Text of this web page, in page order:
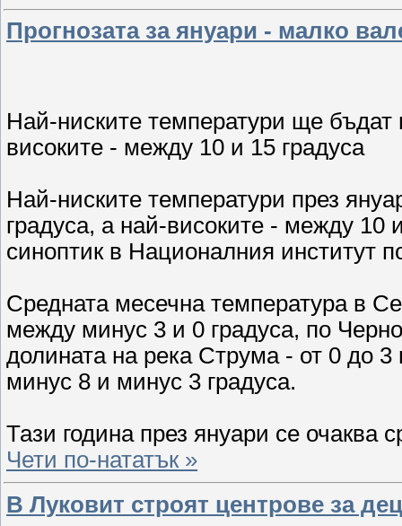
Прогнозата за януари - малко
Най-ниските температури ще
високите - между 10 и 15 градуса
Най-ниските температури през
градуса, а най-високите - между
синоптик в Националния институт
Средната месечна температура в
между минус 3 и 0 градуса, по
долината на река Струма - от 0 до
минус 8 и минус 3 градуса.
Тази година през януари се очаква
Чети по-нататък »
В Луковит строят центрове за